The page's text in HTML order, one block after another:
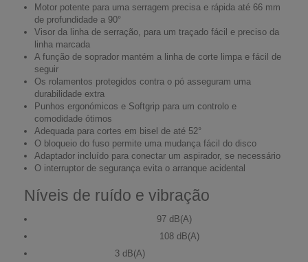
Motor potente para uma serragem precisa e rápida até 66 mm
de profundidade a 90°
Visor da linha de serração, para um traçado fácil e preciso da
linha marcada
A função de soprador mantém a linha de corte limpa e fácil de
seguir
Os rolamentos protegidos contra o pó asseguram uma
durabilidade extra
Punhos ergonómicos e Softgrip para um controlo e
comodidade ótimos
Adequada para cortes em bisel de até 52°
O bloqueio do fuso permite uma mudança fácil do disco
Adaptador incluído para conectar um aspirador, se necessário
O interruptor de segurança evita o arranque acidental
Níveis de ruído e vibração
97 dB(A)
108 dB(A)
3 dB(A)